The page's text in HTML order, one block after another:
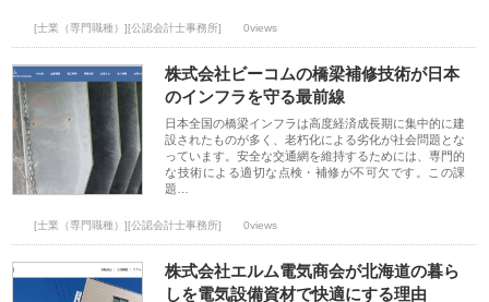
[士業（専門職種）][公認会計士事務所] 0views
株式会社ビーコムの橋梁補修技術が日本
のインフラを守る最前線
日本全国の橋梁インフラは高度経済成長期に集中的に建
設されたものが多く、老朽化による劣化が社会問題とな
っています。安全な交通網を維持するためには、専門的
な技術による適切な点検・補修が不可欠です。この課
題…
[士業（専門職種）][公認会計士事務所] 0views
株式会社エルム電気商会が北海道の暮ら
しを電気設備資材で快適にする理由